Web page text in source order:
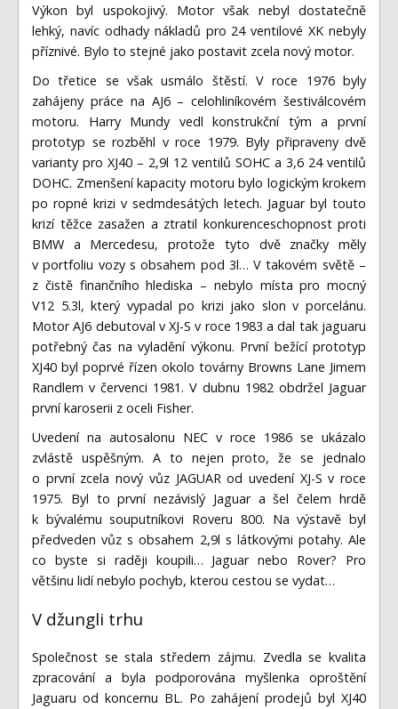
Výkon byl uspokojivý. Motor však nebyl dostatečně
lehký, navíc odhady nákladů pro 24 ventilové XK nebyly
příznivé. Bylo to stejné jako postavit zcela nový motor.
Do třetice se však usmálo štěstí. V roce 1976 byly
zahájeny práce na AJ6 – celohliníkovém šestiválcovém
motoru. Harry Mundy vedl konstrukční tým a první
prototyp se rozběhl v roce 1979. Byly připraveny dvě
varianty pro XJ40 – 2,9l 12 ventilů SOHC a 3,6 24 ventilů
DOHC. Zmenšení kapacity motoru bylo logickým krokem
po ropné krizi v sedmdesátých letech. Jaguar byl touto
krizí těžce zasažen a ztratil konkurenceschopnost proti
BMW a Mercedesu, protože tyto dvě značky měly
v portfoliu vozy s obsahem pod 3l… V takovém světě –
z čistě finančního hlediska – nebylo místa pro mocný
V12 5.3l, který vypadal po krizi jako slon v porcelánu.
Motor AJ6 debutoval v XJ-S v roce 1983 a dal tak jaguaru
potřebný čas na vyladění výkonu. První bežící prototyp
XJ40 byl poprvé řízen okolo továrny Browns Lane Jimem
Randlem v červenci 1981. V dubnu 1982 obdržel Jaguar
první karoserii z oceli Fisher.
Uvedení na autosalonu NEC v roce 1986 se ukázalo
zvlástě uspěšným. A to nejen proto, že se jednalo
o první zcela nový vůz JAGUAR od uvedení XJ-S v roce
1975. Byl to první nezávislý Jaguar a šel čelem hrdě
k bývalému souputníkovi Roveru 800. Na výstavě byl
předveden vůz s obsahem 2,9l s látkovými potahy. Ale
co byste si raději koupili… Jaguar nebo Rover? Pro
většinu lidí nebylo pochyb, kterou cestou se vydat…
V džungli trhu
Společnost se stala středem zájmu. Zvedla se kvalita
zpracování a byla podporována myšlenka oproštění
Jaguaru od koncernu BL. Po zahájení prodejů byl XJ40